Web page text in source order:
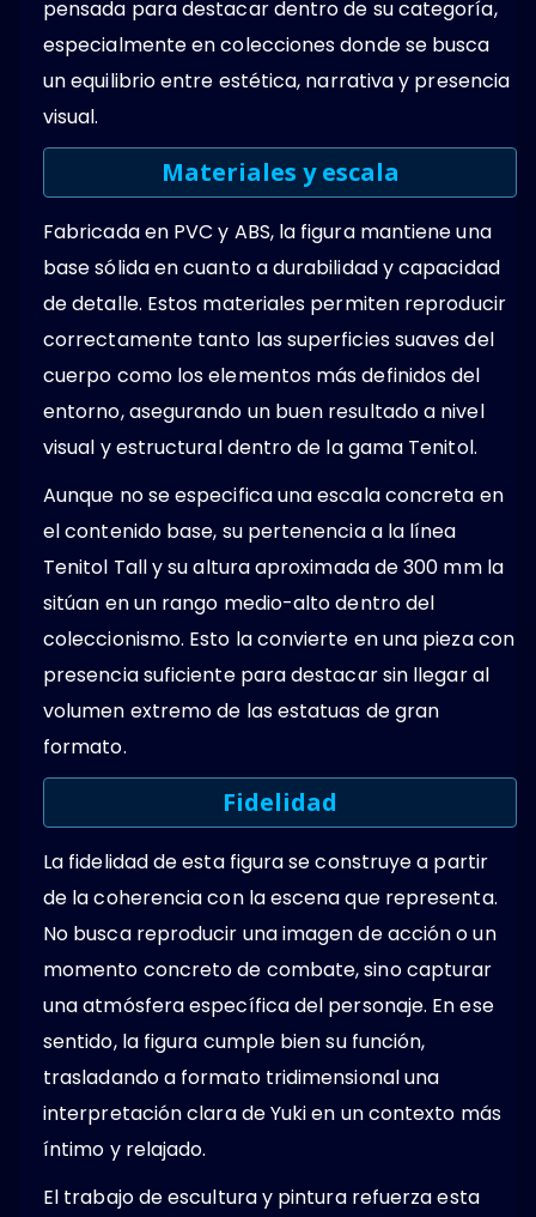
pensada para destacar dentro de su categoría,
especialmente en colecciones donde se busca
un equilibrio entre estética, narrativa y presencia
visual.
Materiales y escala
Fabricada en PVC y ABS, la figura mantiene una
base sólida en cuanto a durabilidad y capacidad
de detalle. Estos materiales permiten reproducir
correctamente tanto las superficies suaves del
cuerpo como los elementos más definidos del
entorno, asegurando un buen resultado a nivel
visual y estructural dentro de la gama Tenitol.
Aunque no se especifica una escala concreta en
el contenido base, su pertenencia a la línea
Tenitol Tall y su altura aproximada de 300 mm la
sitúan en un rango medio-alto dentro del
coleccionismo. Esto la convierte en una pieza con
presencia suficiente para destacar sin llegar al
volumen extremo de las estatuas de gran
formato.
Fidelidad
La fidelidad de esta figura se construye a partir
de la coherencia con la escena que representa.
No busca reproducir una imagen de acción o un
momento concreto de combate, sino capturar
una atmósfera específica del personaje. En ese
sentido, la figura cumple bien su función,
trasladando a formato tridimensional una
interpretación clara de Yuki en un contexto más
íntimo y relajado.
El trabajo de escultura y pintura refuerza esta